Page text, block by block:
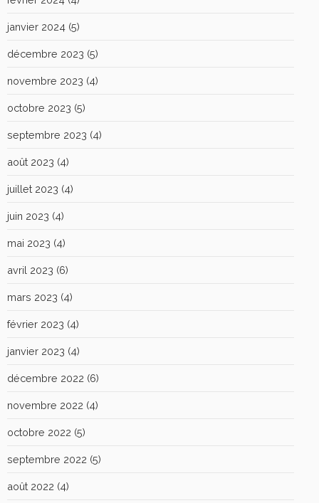
janvier 2024 (5)
décembre 2023 (5)
novembre 2023 (4)
octobre 2023 (5)
septembre 2023 (4)
août 2023 (4)
juillet 2023 (4)
juin 2023 (4)
mai 2023 (4)
avril 2023 (6)
mars 2023 (4)
février 2023 (4)
janvier 2023 (4)
décembre 2022 (6)
novembre 2022 (4)
octobre 2022 (5)
septembre 2022 (5)
août 2022 (4)